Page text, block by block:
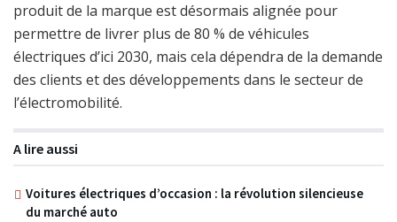
produit de la marque est désormais alignée pour
permettre de livrer plus de 80 % de véhicules
électriques d’ici 2030, mais cela dépendra de la demande
des clients et des développements dans le secteur de
l’électromobilité.
A lire aussi
Voitures électriques d’occasion : la révolution silencieuse
du marché auto